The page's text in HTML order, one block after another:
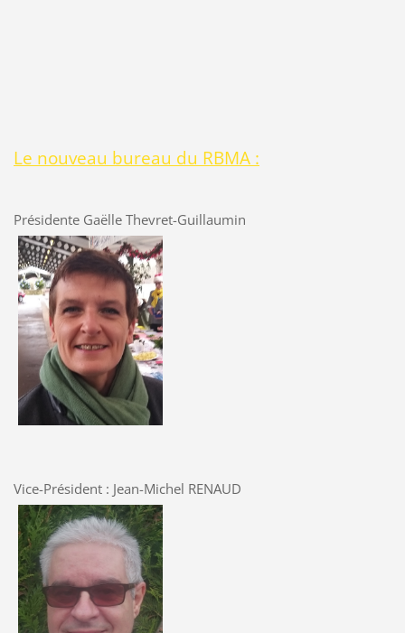
Le nouveau bureau du RBMA :
Présidente Gaëlle Thevret-Guillaumin
Vice-Président : Jean-Michel RENAUD